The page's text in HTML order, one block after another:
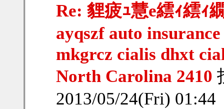
Re: 貍疲ｭ慧e繧ｨ繧ｨ
ayqszf auto
mkgrcz cialis dhxt
North Carolina 2410
2013/05/24(Fri)